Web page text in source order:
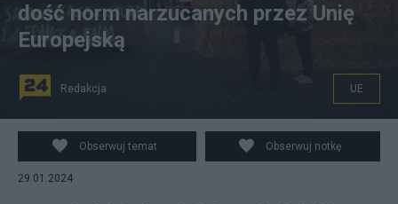
dość norm narzucanych przez Unię
Europejską
Redakcja UE
Obserwuj temat Obserwuj notkę
29.01.2024